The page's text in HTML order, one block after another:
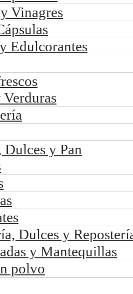
Vinagres
Edulcorantes
Dulces y Pan
Dulces y
y Mantequillas
polvo